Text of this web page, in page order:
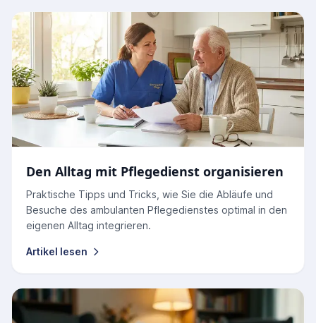
Den Alltag mit Pflegedienst organisieren
Praktische Tipps und Tricks, wie Sie die Abläufe und
Besuche des ambulanten Pflegedienstes optimal in den
eigenen Alltag integrieren.
Artikel lesen